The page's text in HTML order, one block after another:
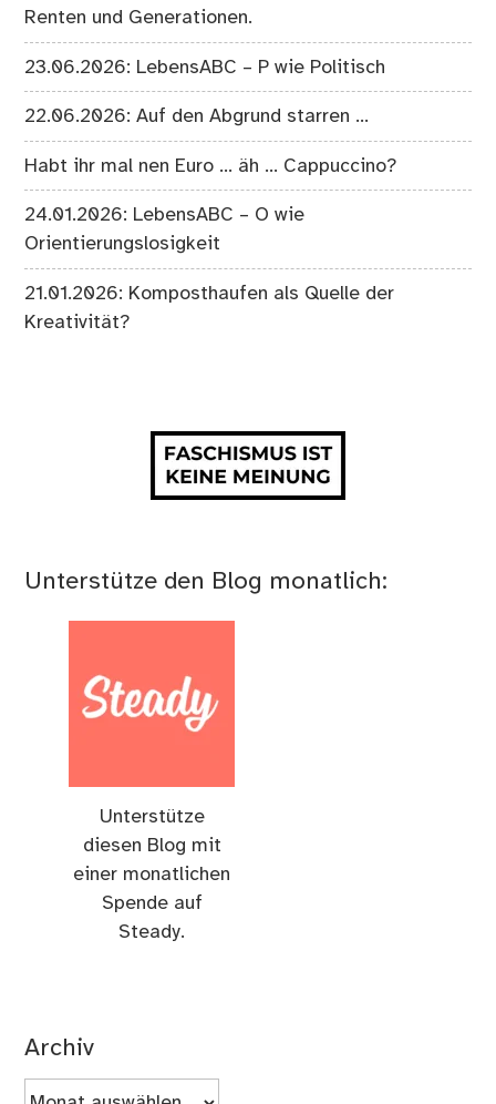
Renten und Generationen.
23.06.2026: LebensABC – P wie Politisch
22.06.2026: Auf den Abgrund starren …
Habt ihr mal nen Euro … äh … Cappuccino?
24.01.2026: LebensABC – O wie
Orientierungslosigkeit
21.01.2026: Komposthaufen als Quelle der
Kreativität?
Unterstütze den Blog monatlich:
Unterstütze
diesen Blog mit
einer monatlichen
Spende auf
Steady.
Archiv
Archiv